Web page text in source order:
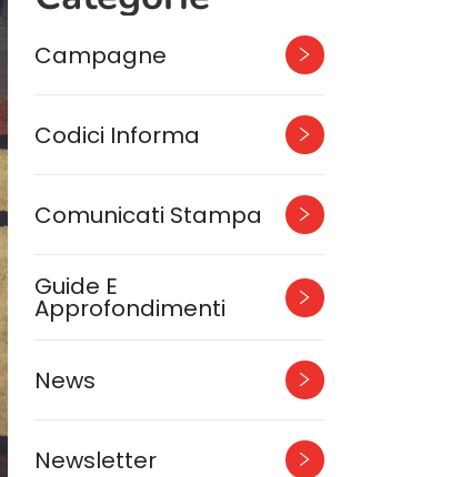
Campagne
Codici Informa
Comunicati Stampa
Guide E
Approfondimenti
News
Newsletter